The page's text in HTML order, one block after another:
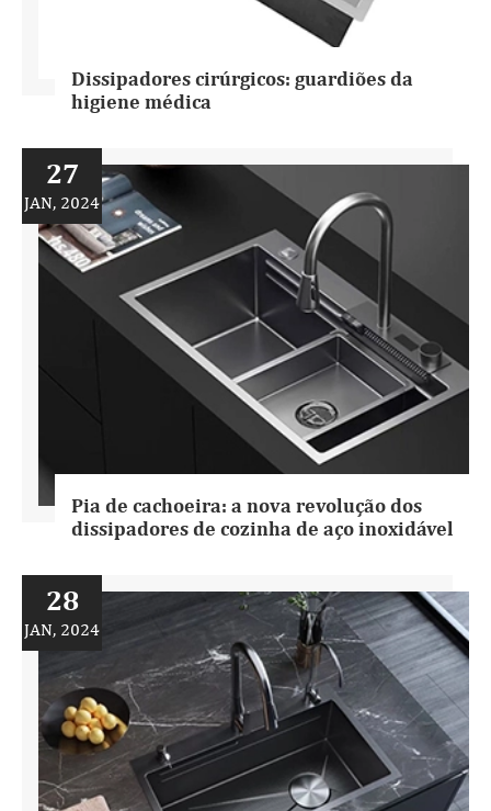
Dissipadores cirúrgicos: guardiões da
higiene médica
27
JAN, 2024
Pia de cachoeira: a nova revolução dos
dissipadores de cozinha de aço inoxidável
28
JAN, 2024